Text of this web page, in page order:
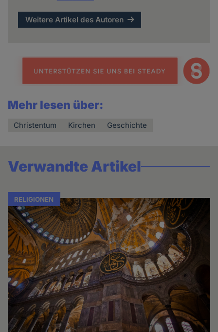
Weitere Artikel des Autoren
Mehr lesen über:
Christentum Kirchen Geschichte
Verwandte Artikel
RELIGIONEN